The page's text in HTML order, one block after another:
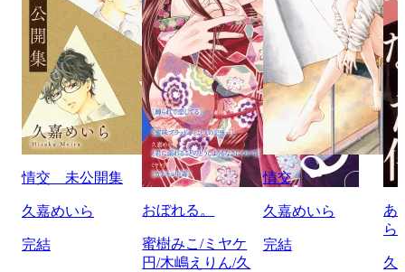
情交 未公開集
久嘉めいら
完結
おぼれる。
蜜樹みこ/ミヤケ
円/木嶋えりん/久
情交
久嘉めいら
完結
あ
ら
久